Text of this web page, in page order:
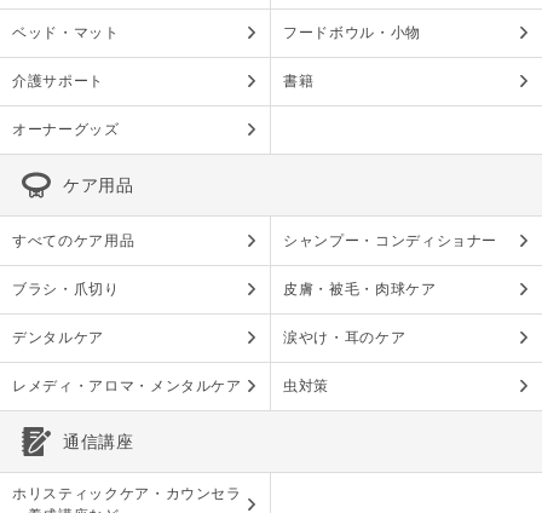
ベッド・マット フードボウル・小物
介護サポート 書籍
オーナーグッズ
ケア用品
すべてのケア用品 シャンプー・コンディショナー
ブラシ・爪切り 皮膚・被毛・肉球ケア
デンタルケア 涙やけ・耳のケア
レメディ・アロマ・メンタルケア 虫対策
通信講座
ホリスティックケア・カウンセラ